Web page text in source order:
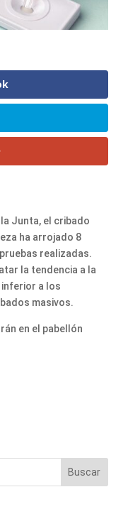
Junta, el cribado
ha arrojado 8
realizadas.
la tendencia a la
inferior a los
masivos.
en el pabellón